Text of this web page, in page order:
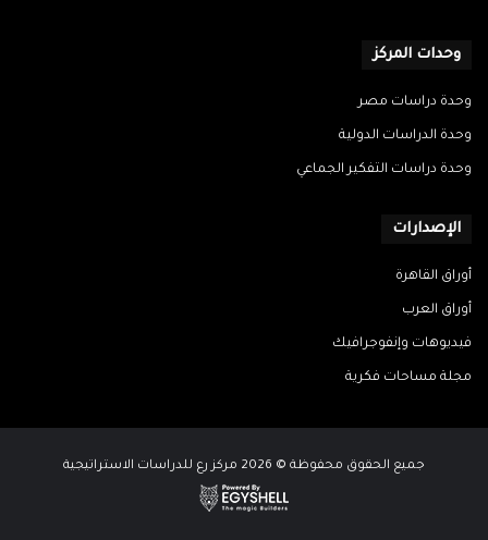
وحدات المركز
وحدة دراسات مصر
وحدة الدراسات الدولية
وحدة دراسات التفكير الجماعي
الإصدارات
أوراق القاهرة
أوراق العرب
فيديوهات وإنفوجرافيك
مجلة مساحات فكرية
جميع الحقوق محفوظة © 2026 مركز رع للدراسات الاستراتيجية